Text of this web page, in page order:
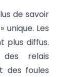
de savoir
unique. Les
plus diffus.
des relais
des foules